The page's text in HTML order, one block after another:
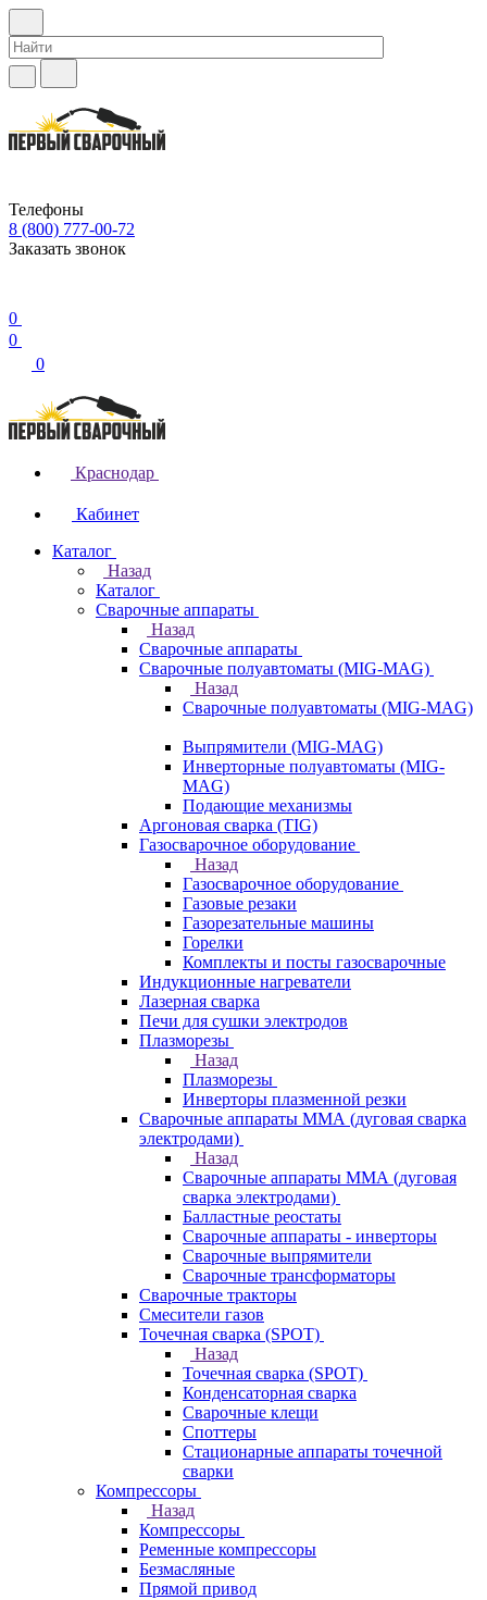
Телефоны
8 (800) 777-00-72
Заказать звонок
0
0
0
Краснодар
Кабинет
Каталог
Назад
Каталог
Сварочные аппараты
Назад
Сварочные аппараты
Сварочные полуавтоматы (MIG-MAG)
Назад
Сварочные полуавтоматы (MIG-MAG)
Выпрямители (MIG-MAG)
Инверторные полуавтоматы (MIG-
MAG)
Подающие механизмы
Аргоновая сварка (TIG)
Газосварочное оборудование
Назад
Газосварочное оборудование
Газовые резаки
Газорезательные машины
Горелки
Комплекты и посты газосварочные
Индукционные нагреватели
Лазерная сварка
Печи для сушки электродов
Плазморезы
Назад
Плазморезы
Инверторы плазменной резки
Сварочные аппараты ММА (дуговая сварка
электродами)
Назад
Сварочные аппараты ММА (дуговая
сварка электродами)
Балластные реостаты
Сварочные аппараты - инверторы
Сварочные выпрямители
Сварочные трансформаторы
Сварочные тракторы
Смесители газов
Точечная сварка (SPOT)
Назад
Точечная сварка (SPOT)
Конденсаторная сварка
Сварочные клещи
Споттеры
Стационарные аппараты точечной
сварки
Компрессоры
Назад
Компрессоры
Ременные компрессоры
Безмасляные
Прямой привод